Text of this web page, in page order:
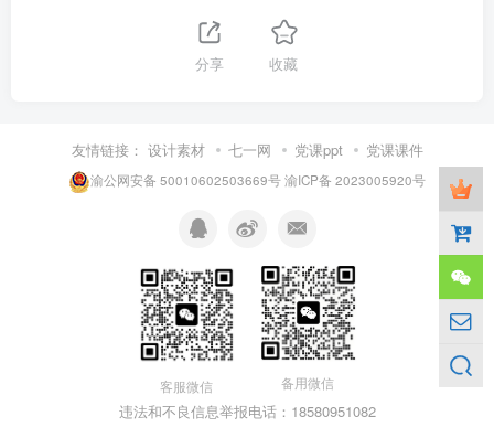
分享 收藏
友情链接： 设计素材 七一网 党课ppt 党课课件
渝公网安备 50010602503669号渝ICP备 2023005920号
客服微信 备用微信
违法和不良信息举报电话：18580951082